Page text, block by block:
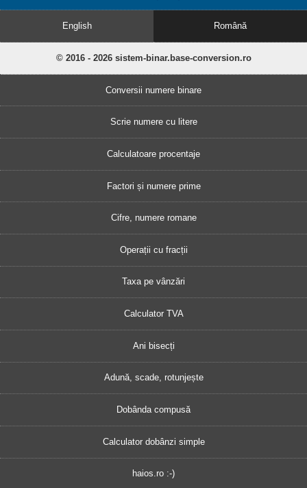
English Română
© 2016 - 2026 sistem-binar.base-conversion.ro
Conversii numere binare
Scrie numere cu litere
Calculatoare procentaje
Factori și numere prime
Cifre, numere romane
Operații cu fracții
Taxa pe vânzări
Calculator TVA
Ani bisecți
Adună, scade, rotunjește
Dobânda compusă
Calculator dobânzi simple
haios.ro :-)